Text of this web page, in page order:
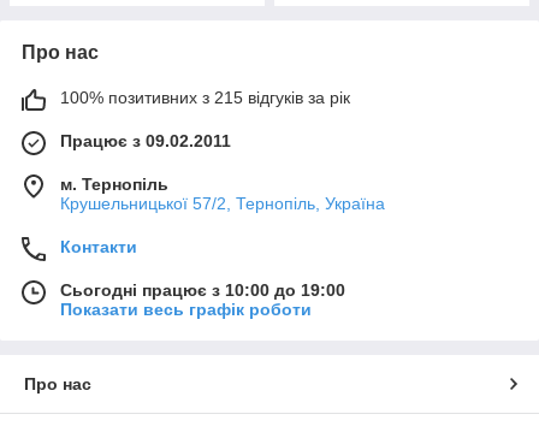
Про нас
100% позитивних з 215 відгуків за рік
Працює з 09.02.2011
м. Тернопіль
Крушельницької 57/2, Тернопіль, Україна
Контакти
Сьогодні працює з 10:00 до 19:00
Показати весь графік роботи
Про нас